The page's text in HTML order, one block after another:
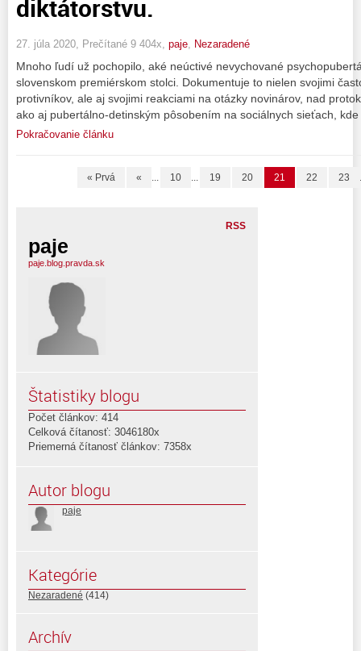
diktátorstvu.
27. júla 2020, Prečítané 9 404x, paje, Nezaradené
Mnoho ľudí už pochopilo, aké neúctivé nevychované
slovenskom premiérskom stolci. Dokumentuje to nielen svojimi
protivníkov, ale aj svojimi reakciami na otázky novinárov, nad
ako aj pubertálno-detinským pôsobením na sociálnych sieťach,
Pokračovanie článku
« Prvá « ... 10 ... 19 20 21 22 23
RSS
paje
paje.blog.pravda.sk
Štatistiky blogu
Počet článkov: 414
Celková čítanosť: 3046180x
Priemerná čítanosť článkov: 7358x
Autor blogu
paje
Kategórie
Nezaradené (414)
Archív